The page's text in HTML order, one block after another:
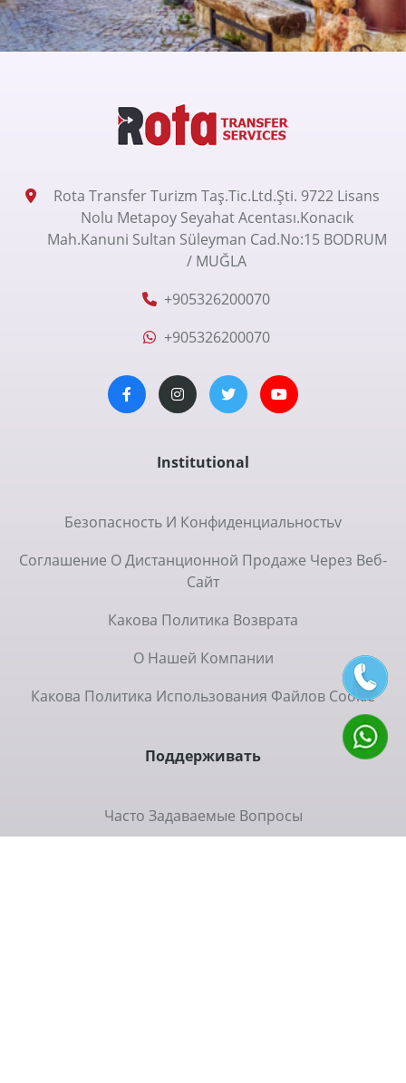
Rota Transfer Turizm Taş.Tic.Ltd.Şti. 9722 Lisans
Nolu Metapoy Seyahat Acentası.Konacık
Mah.Kanuni Sultan Süleyman Cad.No:15 BODRUM
/ MUĞLA
+905326200070
+905326200070
Institutional
Безопасность И Конфиденциальностьv
Соглашение О Дистанционной Продаже Через Веб-
Сайт
Какова Политика Возврата
О Нашей Компании
Какова Политика Использования Файлов Cookie
Поддерживать
Часто Задаваемые Вопросы